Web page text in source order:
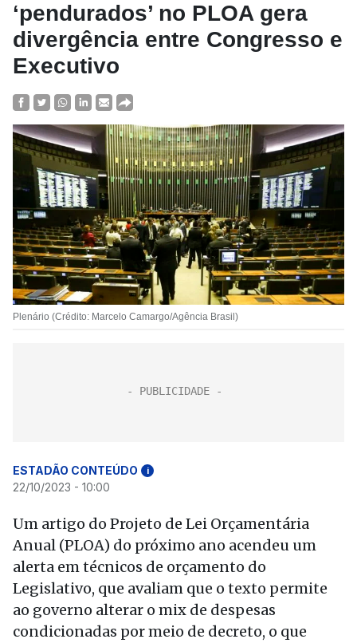
‘pendurados’ no PLOA gera
divergência entre Congresso e
Executivo
Plenário (Crédito: Marcelo Camargo/Agência Brasil)
ESTADÃO CONTEÚDO i
22/10/2023 - 10:00
Um artigo do Projeto de Lei Orçamentária
Anual (PLOA) do próximo ano acendeu um
alerta em técnicos de orçamento do
Legislativo, que avaliam que o texto permite
ao governo alterar o mix de despesas
condicionadas por meio de decreto, o que